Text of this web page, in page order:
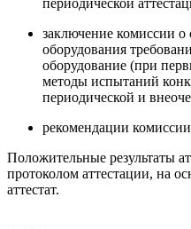
периодической
заключение комиссии о
оборудования
оборудование (при
методы испытаний
периодической и
рекомендации
Положительные результаты
протоколом аттестации, на
аттестат.